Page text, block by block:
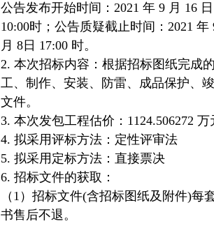
公告发布开始时间：2021 年 9 月 16
10:00时；公告质疑截止时间：2021
月 8日 17:00 时。
2. 本次招标内容：根据招标图纸完成
工、制作、安装、防雷、成品保护、
文件。
3. 本次发包工程估价：1124.506272 万
4. 拟采用评标方法：定性评审法
5. 拟采用定标方法：直接票决
6. 招标文件的获取：
（1）招标文件(含招标图纸及附件)
书售后不退。